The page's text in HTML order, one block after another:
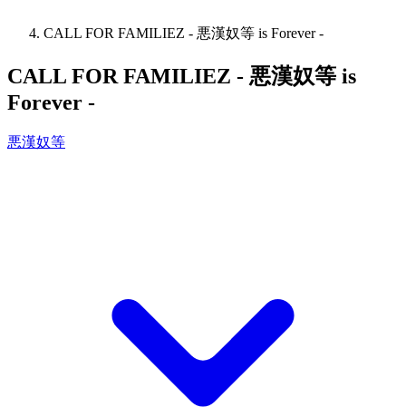
CALL FOR FAMILIEZ - 悪漢奴等 is Forever -
CALL FOR FAMILIEZ - 悪漢奴等 is
Forever -
悪漢奴等